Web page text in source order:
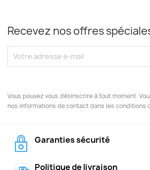
Recevez nos offres
Vous pouvez vous désinscrire à tout moment.
nos informations de contact dans les conditions
Garanties sécurité
Politique de livraison